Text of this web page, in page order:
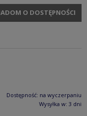
O DOSTĘPNOŚCI
Dostępność: na wyczerpaniu
Wysyłka w: 3 dni